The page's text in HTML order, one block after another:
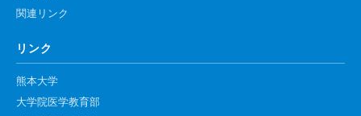
関連リンク
リンク
熊本大学
大学院医学教育部